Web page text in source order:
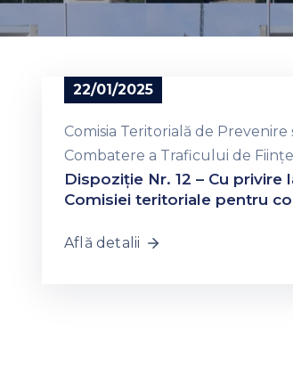
22/01/2025
Comisia Teritorială de Prevenire
Combatere a Traficului de
Dispoziție Nr. 12 – Cu privire
Comisiei teritoriale pentru
Află detalii